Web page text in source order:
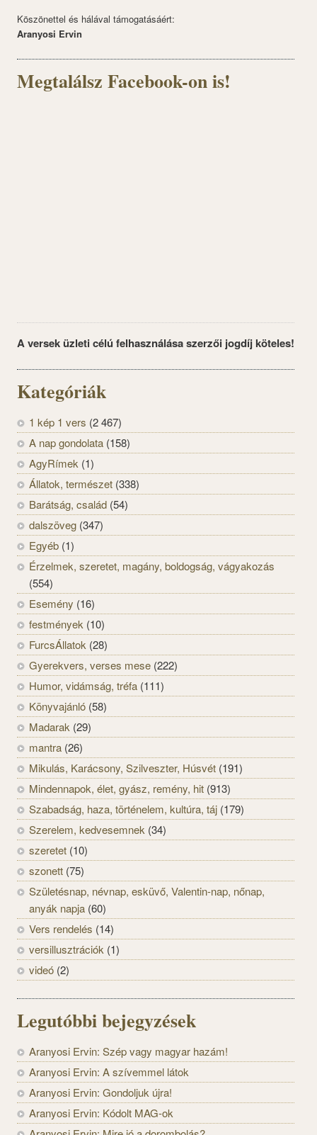
Köszönettel és hálával támogatásáért:
Aranyosi Ervin
Megtalálsz Facebook-on is!
A versek üzleti célú felhasználása szerzői jogdíj köteles!
Kategóriák
1 kép 1 vers (2 467)
A nap gondolata (158)
AgyRímek (1)
Állatok, természet (338)
Barátság, család (54)
dalszöveg (347)
Egyéb (1)
Érzelmek, szeretet, magány, boldogság, vágyakozás
(554)
Esemény (16)
festmények (10)
FurcsÁllatok (28)
Gyerekvers, verses mese (222)
Humor, vidámság, tréfa (111)
Könyvajánló (58)
Madarak (29)
mantra (26)
Mikulás, Karácsony, Szilveszter, Húsvét (191)
Mindennapok, élet, gyász, remény, hit (913)
Szabadság, haza, történelem, kultúra, táj (179)
Szerelem, kedvesemnek (34)
szeretet (10)
szonett (75)
Születésnap, névnap, esküvő, Valentin-nap, nőnap,
anyák napja (60)
Vers rendelés (14)
versillusztrációk (1)
videó (2)
Legutóbbi bejegyzések
Aranyosi Ervin: Szép vagy magyar hazám!
Aranyosi Ervin: A szívemmel látok
Aranyosi Ervin: Gondoljuk újra!
Aranyosi Ervin: Kódolt MAG-ok